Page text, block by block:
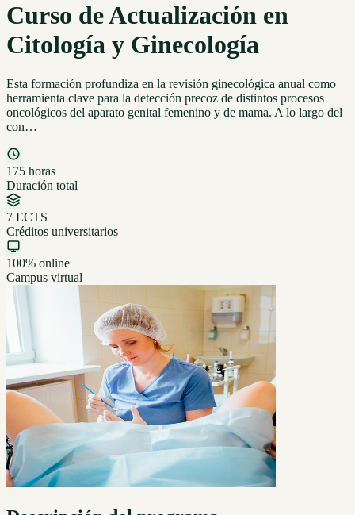
Curso de Actualización en
Citología y Ginecología
Esta formación profundiza en la revisión ginecológica anual como
herramienta clave para la detección precoz de distintos procesos
oncológicos del aparato genital femenino y de mama. A lo largo del
con…
175 horas
Duración total
7 ECTS
Créditos universitarios
100% online
Campus virtual